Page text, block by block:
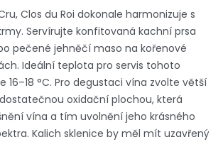
Clos du Roi dokonale harmonizuje s
Servírujte konfitovaná kachní prsa
pečené jehněčí maso na kořenové
Ideální teplota pro servis tohoto
16–18 °C. Pro degustaci vína zvolte větší
oxidační plochou, která
vína a tím uvolnění jeho krásného
Kalich sklenice by měl mít uzavřený